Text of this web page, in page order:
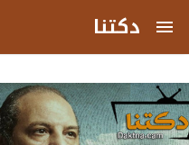
دكتنا